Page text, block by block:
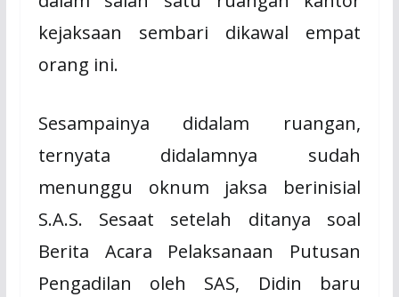
kejaksaan sembari dikawal empat
orang ini.
Sesampainya didalam ruangan,
ternyata didalamnya sudah
menunggu oknum jaksa berinisial
S.A.S. Sesaat setelah ditanya soal
Berita Acara Pelaksanaan Putusan
Pengadilan oleh SAS, Didin baru